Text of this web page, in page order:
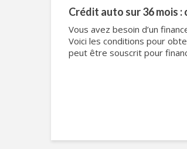
Crédit auto sur 36 mois
Vous avez besoin d’un
Voici les conditions pour
peut être souscrit pour